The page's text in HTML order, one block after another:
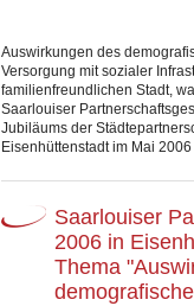
Auswirkungen des
Versorgung mit sozialer
familienfreundlichen Stadt,
Saarlouiser
Jubiläums der
Eisenhüttenstadt im Mai
Saarlouiser
2006 in
Thema